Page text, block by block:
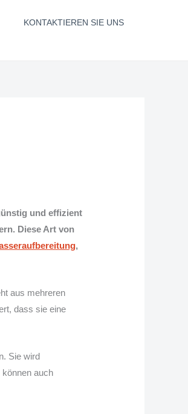
KONTAKTIEREN SIE UNS
und effizient
Diese Art von
,
aus mehreren
dass sie eine
Sie wird
können auch